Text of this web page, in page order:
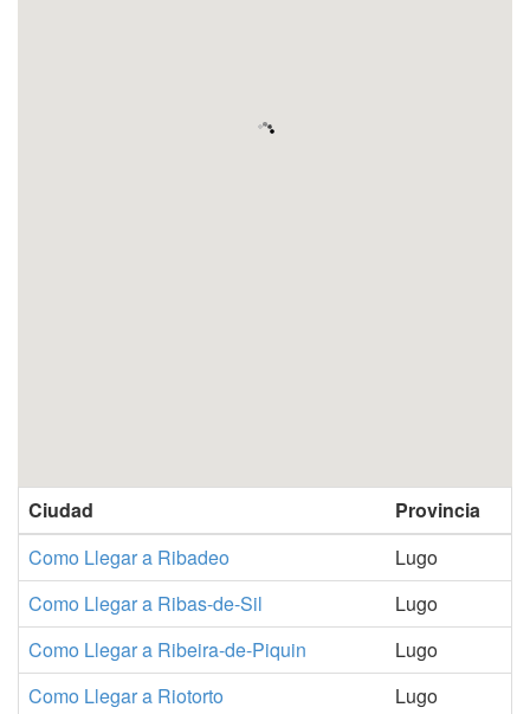
Ciudad
Provincia
Como Llegar a Ribadeo
Lugo
Como Llegar a Ribas-de-Sil
Lugo
Como Llegar a Ribeira-de-Piquin
Lugo
Como Llegar a Riotorto
Lugo